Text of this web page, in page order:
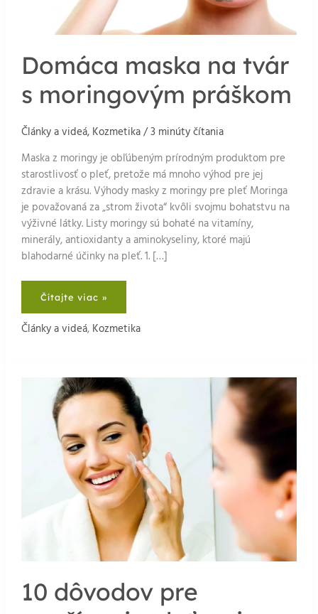
Domáca maska na tvár
s moringovým práškom
Články a videá, Kozmetika/3 minúty čítania
Maska z moringy je obľúbeným prírodným produktom pre
starostlivosť o pleť, pretože má mnoho výhod pre jej
zdravie a krásu. Výhody masky z moringy pre pleť Moringa
je považovaná za „strom života“ kvôli svojmu bohatstvu na
výživné látky. Listy moringy sú bohaté na vitamíny,
minerály, antioxidanty a aminokyseliny, ktoré majú
blahodarné účinky na pleť. 1. […]
Domáca
maska
na
tvár
s
Čítajte viac »
Články a videá, Kozmetika
10 dôvodov pre